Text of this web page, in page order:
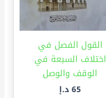
القول الفصل في
اختلاف السبعة في
الوقف والوصل
65 د.إ